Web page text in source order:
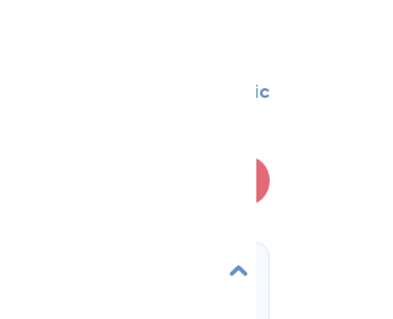
0-3 міс